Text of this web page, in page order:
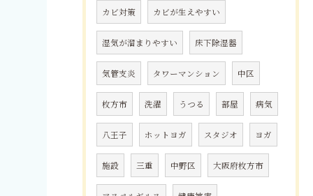
カビ対策 カビが生えやすい
湿気が溜まりやすい 床下除湿器
気管支炎 タワーマンション 中区
枚方市 洗濯 うつる 部屋 病気
八王子 ホットヨガ スタジオ ヨガ
施設 三重 中野区 大阪府枚方市